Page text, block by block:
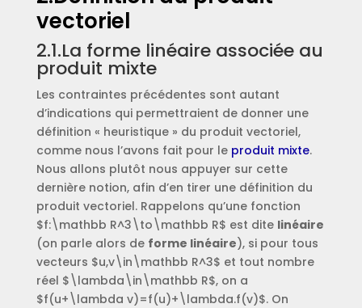
vectoriel
2.1.La forme linéaire associée au
produit mixte
Les contraintes précédentes sont autant
d’indications qui permettraient de donner une
définition « heuristique » du produit vectoriel,
comme nous l’avons fait pour le produit mixte.
Nous allons plutôt nous appuyer sur cette
dernière notion, afin d’en tirer une définition du
produit vectoriel. Rappelons qu’une fonction
$f:\mathbb R^3\to\mathbb R$ est dite linéaire
(on parle alors de forme linéaire), si pour tous
vecteurs $u,v\in\mathbb R^3$ et tout nombre
réel $\lambda\in\mathbb R$, on a
$f(u+\lambda v)=f(u)+\lambda.f(v)$. On